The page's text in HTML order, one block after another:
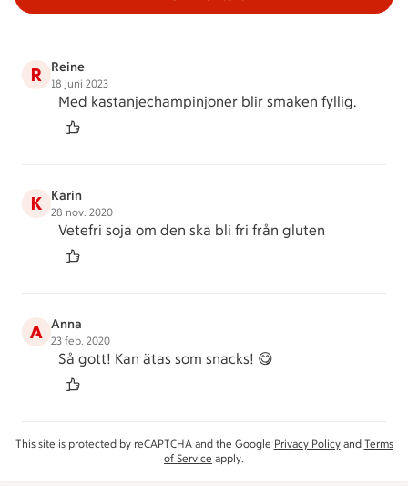
R Reine
18 juni 2023
Med kastanjechampinjoner blir smaken fyllig.
K Karin
28 nov. 2020
Vetefri soja om den ska bli fri från gluten
A Anna
23 feb. 2020
Så gott! Kan ätas som snacks! 😋
This site is protected by reCAPTCHA and the Google Privacy Policyand Terms
of Service apply.